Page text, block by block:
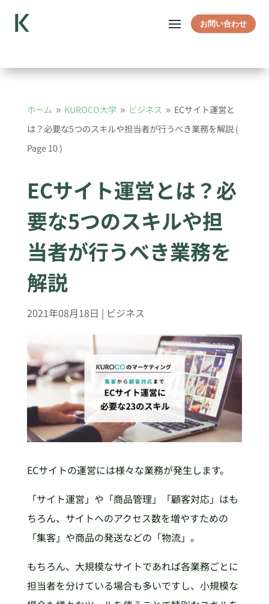
お問い合わせ
ホーム 9 KUROCO大学 9 ビジネス 9 ECサイト運営と
は？必要な5つのスキルや担当者が行うべき業務を解説(
Page 10 )
ECサイト運営とは？必
要な5つのスキルや担
当者が行うべき業務を
解説
2021年08月18日 | ビジネス
ECサイトの運営には様々な業務が発生します。
「サイト運営」や「商品管理」「顧客対応」はも
ちろん、サイトへのアクセス数を増やすための
「集客」や商品の発送などの「物流」。
もちろん、大規模なサイトであれば各業務ごとに
担当者を分けている場合も多いですし、小規模な